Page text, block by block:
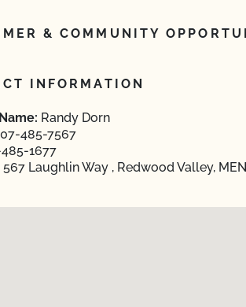
& COMMUNITY
INFORMATION
Randy Dorn
485-7567
1677
567 Laughlin Way , Redwood Valley,